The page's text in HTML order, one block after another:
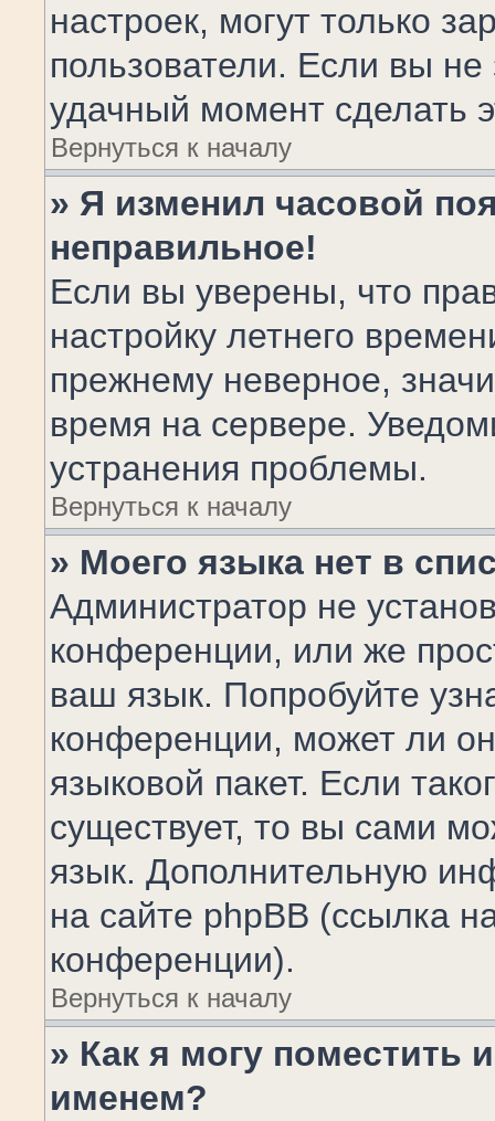
настроек, могут только
пользователи. Если вы не
удачный момент сделать
Вернуться к началу
» Я изменил часовой
неправильное!
Если вы уверены, что
настройку летнего
прежнему неверное,
время на сервере.
устранения проблемы.
Вернуться к началу
» Моего языка нет в
Администратор не
конференции, или же
ваш язык. Попробуйте
конференции, может ли
языковой пакет. Если
существует, то вы сами
язык. Дополнительную
на сайте phpBB (ссылка
конференции).
Вернуться к началу
» Как я могу поместить
именем?